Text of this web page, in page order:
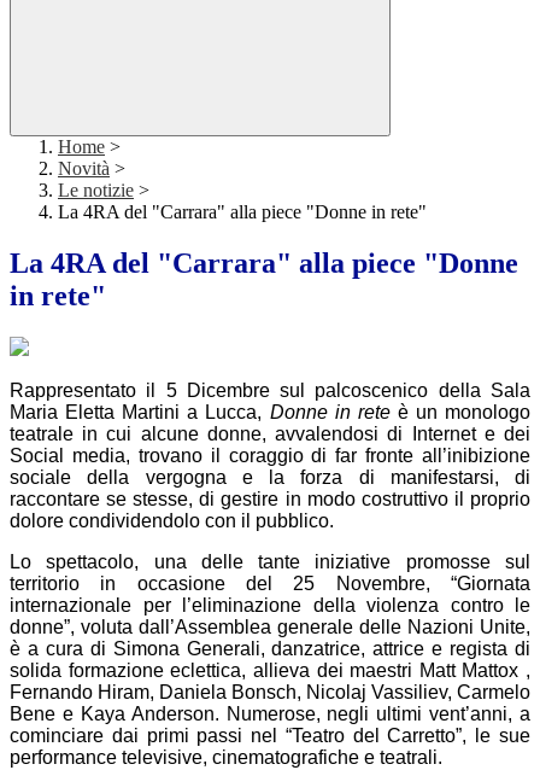
Home >
Novità >
Le notizie >
La 4RA del "Carrara" alla piece "Donne in rete"
La 4RA del "Carrara" alla piece "Donne
in rete"
Rappresentato il 5 Dicembre sul palcoscenico della Sala
Maria Eletta Martini a Lucca, Donne in reteè un monologo
teatrale in cui alcune donne, avvalendosi di Internet e dei
Social media, trovano il coraggio di far fronte all’inibizione
sociale della vergogna e la forza di manifestarsi, di
raccontare se stesse, di gestire in modo costruttivo il proprio
dolore condividendolo con il pubblico.
Lo spettacolo, una delle tante iniziative promosse sul
territorio in occasione del 25 Novembre, “Giornata
internazionale per l’eliminazione della violenza contro le
donne”, voluta dall’Assemblea generale delle Nazioni Unite,
è a cura di Simona Generali, danzatrice, attrice e regista di
solida formazione eclettica, allieva dei maestri Matt Mattox ,
Fernando Hiram, Daniela Bonsch, Nicolaj Vassiliev, Carmelo
Bene e Kaya Anderson. Numerose, negli ultimi vent’anni, a
cominciare dai primi passi nel “Teatro del Carretto”, le sue
performance televisive, cinematografiche e teatrali.